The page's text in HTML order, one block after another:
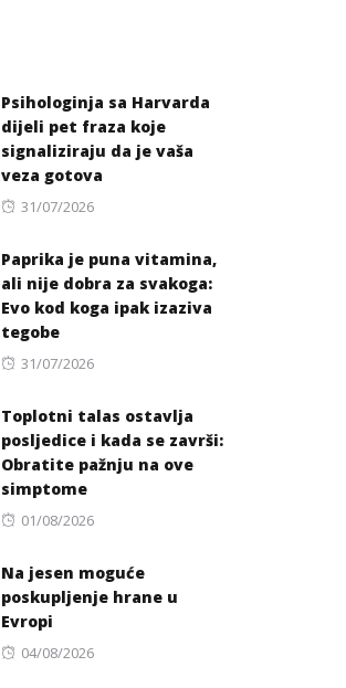
Psihologinja sa Harvarda
dijeli pet fraza koje
signaliziraju da je vaša
veza gotova
Posted
31/07/2026
Paprika je puna vitamina,
ali nije dobra za svakoga:
Evo kod koga ipak izaziva
tegobe
Posted
31/07/2026
Toplotni talas ostavlja
posljedice i kada se završi:
Obratite pažnju na ove
simptome
Posted
01/08/2026
Na jesen moguće
poskupljenje hrane u
Evropi
Posted
04/08/2026